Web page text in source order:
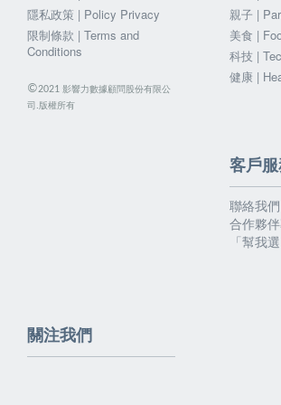
隱私政策 | Policy Privacy
限制條款 | Terms and
Conditions
©2021 影響力數據顧問股份有限公
司.版權所有
親子 |
美食 |
科技 |
健康 |
客戶
聯絡我們
合作夥
「幫我
關注我們